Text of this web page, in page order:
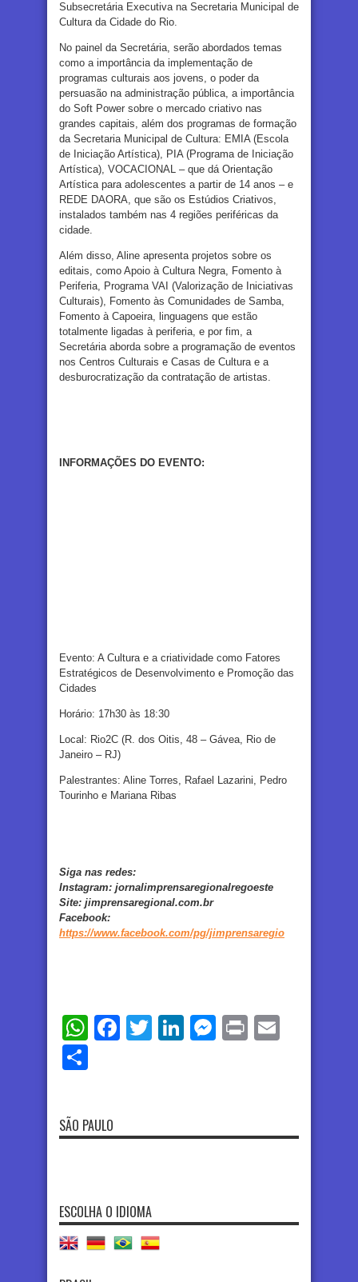
Subsecretária Executiva na Secretaria Municipal de
Cultura da Cidade do Rio.
No painel da Secretária, serão abordados temas
como a importância da implementação de
programas culturais aos jovens, o poder da
persuasão na administração pública, a importância
do Soft Power sobre o mercado criativo nas
grandes capitais, além dos programas de formação
da Secretaria Municipal de Cultura: EMIA (Escola
de Iniciação Artística), PIA (Programa de Iniciação
Artística), VOCACIONAL – que dá Orientação
Artística para adolescentes a partir de 14 anos – e
REDE DAORA, que são os Estúdios Criativos,
instalados também nas 4 regiões periféricas da
cidade.
Além disso, Aline apresenta projetos sobre os
editais, como Apoio à Cultura Negra, Fomento à
Periferia, Programa VAI (Valorização de Iniciativas
Culturais), Fomento às Comunidades de Samba,
Fomento à Capoeira, linguagens que estão
totalmente ligadas à periferia, e por fim, a
Secretária aborda sobre a programação de eventos
nos Centros Culturais e Casas de Cultura e a
desburocratização da contratação de artistas.
INFORMAÇÕES DO EVENTO:
Evento: A Cultura e a criatividade como Fatores
Estratégicos de Desenvolvimento e Promoção das
Cidades
Horário: 17h30 às 18:30
Local: Rio2C (R. dos Oitis, 48 – Gávea, Rio de
Janeiro – RJ)
Palestrantes: Aline Torres, Rafael Lazarini, Pedro
Tourinho e Mariana Ribas
Siga nas redes:
Instagram: jornalimprensaregionalregoeste
Site: jimprensaregional.com.br
Facebook:
https://www.facebook.com/pg/jimprensaregio
WhatsApp
Facebook
TwitterLinkedIn
Messenger
Print
SÃO PAULO
ESCOLHA O IDIOMA